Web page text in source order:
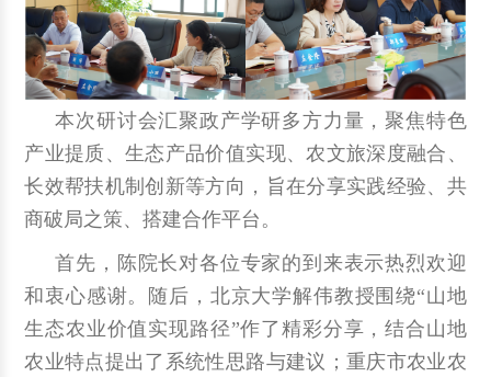
本次研讨会汇聚政产学研多方力量，聚焦特色
产业提质、生态产品价值实现、农文旅深度融合、
长效帮扶机制创新等方向，旨在分享实践经验、共
商破局之策、搭建合作平台。
首先，陈院长对各位专家的到来表示热烈欢迎
和衷心感谢。随后，北京大学解伟教授围绕“山地
生态农业价值实现路径”作了精彩分享，结合山地
农业特点提出了系统性思路与建议；重庆市农业农